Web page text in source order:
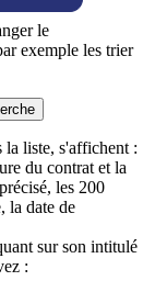
le
exemple les trier
la liste, s'affichent :
du contrat et la
les 200
la date de
sur son intitulé
: